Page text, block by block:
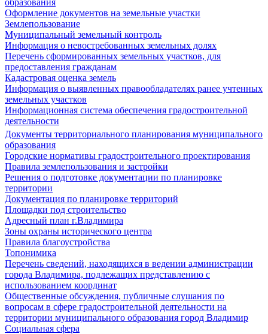
образования
Оформление документов на земельные участки
Землепользование
Муниципальный земельный контроль
Информация о невостребованных земельных долях
Перечень сформированных земельных участков, для
предоставления гражданам
Кадастровая оценка земель
Информация о выявленных правообладателях ранее учтенных
земельных участков
Информационная система обеспечения градостроительной
деятельности
Документы территориального планирования муниципального
образования
Городские нормативы градостроительного проектирования
Правила землепользования и застройки
Решения о подготовке документации по планировке
территории
Документация по планировке территорий
Площадки под строительство
Адресный план г.Владимира
Зоны охраны исторического центра
Правила благоустройства
Топонимика
Перечень сведений, находящихся в ведении администрации
города Владимира, подлежащих представлению с
использованием координат
Общественные обсуждения, публичные слушания по
вопросам в сфере градостроительной деятельности на
территории муниципального образования город Владимир
Социальная сфера